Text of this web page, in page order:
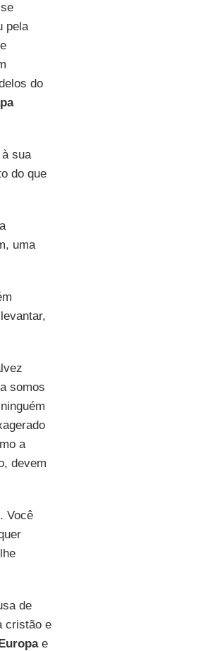
pela
do
sua
do que
uma
somos
a
devem
Você
de
cristão e
e